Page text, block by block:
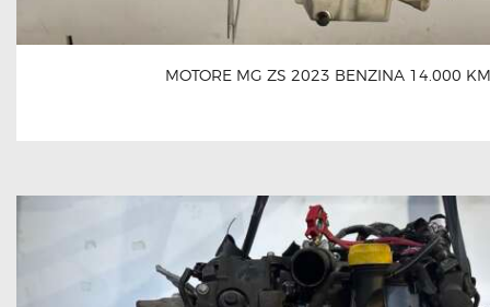
MOTORE MG ZS 2023 BENZINA 14.000 KM